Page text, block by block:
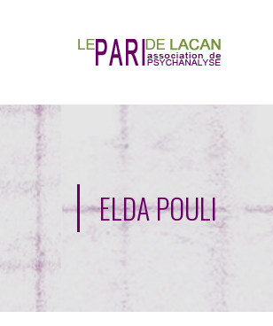
ELDA POULI